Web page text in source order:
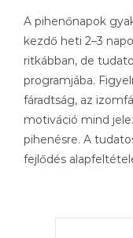
A pihenőnapok
kezdő heti 2–3
ritkábban, de
programjába.
fáradtság, az
motiváció mind
pihenésre. A
fejlődés